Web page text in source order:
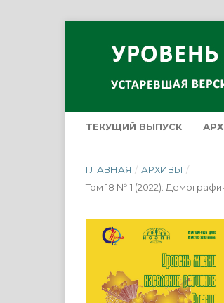
ТЕКУЩИЙ ВЫПУСК
ГЛАВНАЯ / АРХИВЫ /
Том 18 № 1 (2022):